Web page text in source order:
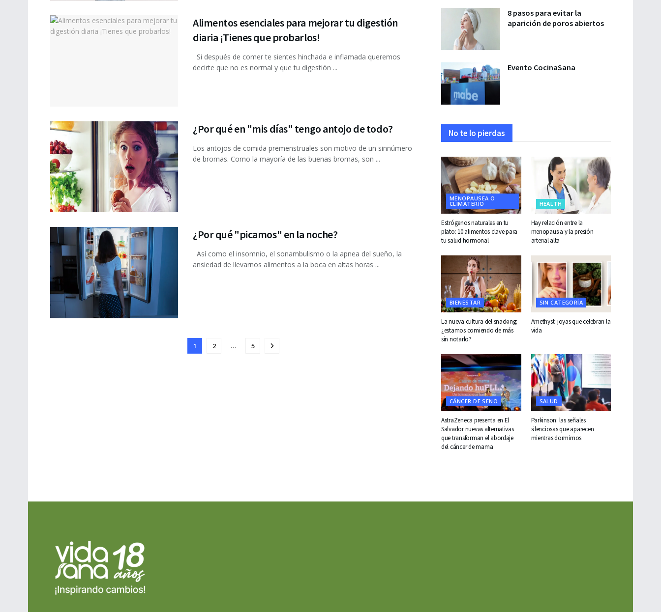
Alimentos esenciales para mejorar tu digestión
diaria ¡Tienes que probarlos!
Si después de comer te sientes hinchada e inflamada queremos
decirte que no es normal y que tu digestión ...
¿Por qué en "mis días" tengo antojo de todo?
Los antojos de comida premenstruales son motivo de un sinnúmero
de bromas. Como la mayoría de las buenas bromas, son ...
¿Por qué "picamos" en la noche?
Así como el insomnio, el sonambulismo o la apnea del sueño, la
ansiedad de llevarnos alimentos a la boca en altas horas ...
1 2 … 5
8 pasos para evitar la
aparición de poros abiertos
Evento CocinaSana
No te lo pierdas
MENOPAUSEA O
CLIMATERIO
Estrógenos naturales en tu
plato: 10 alimentos clave para
tu salud hormonal
HEALTH
Hay relación entre la
menopausia y la presión
arterial alta
BIENESTAR
La nueva cultura del snacking:
¿estamos comiendo de más
sin notarlo?
SIN CATEGORÍA
Amethyst: joyas que celebran la
vida
CÁNCER DE SENO
AstraZeneca presenta en El
Salvador nuevas alternativas
que transforman el abordaje
del cáncer de mama
SALUD
Parkinson: las señales
silenciosas que aparecen
mientras dormimos